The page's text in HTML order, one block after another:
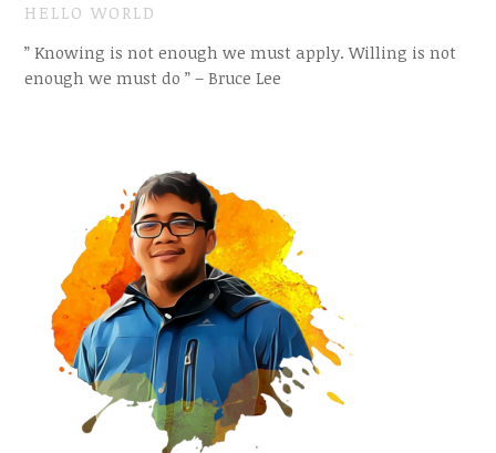
HELLO WORLD
” Knowing is not enough we must apply. Willing is not
enough we must do ” – Bruce Lee